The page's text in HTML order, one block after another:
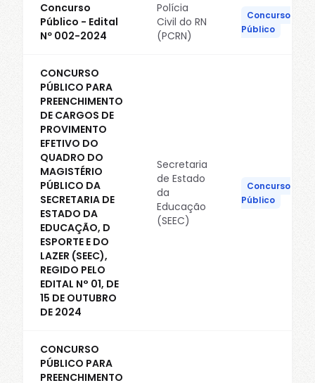
Concurso
Público - Edital
Nº 002-2024
Polícia
Civil do RN
(PCRN)
Concurso
Público
CONCURSO
PÚBLICO PARA
PREENCHIMENTO
DE CARGOS DE
PROVIMENTO
EFETIVO DO
QUADRO DO
MAGISTÉRIO
PÚBLICO DA
SECRETARIA DE
ESTADO DA
EDUCAÇÃO, D
ESPORTE E DO
LAZER (SEEC),
REGIDO PELO
EDITAL N° 01, DE
15 DE OUTUBRO
DE 2024
Secretaria
de Estado
da
Educação
(SEEC)
Concurso
Público
CONCURSO
PÚBLICO PARA
PREENCHIMENTO